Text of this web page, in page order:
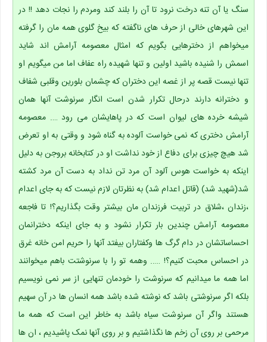
سنگ یا آن تنه درخت نرود تا آن را بلند کند ومردم را نجات دهد !! در
این شهرهای خالی از حرف های ناگفته که بیخ گلوی همه مان را گرفته
میخواهم از دخترهایی بگویم که امثال معصومه آرامش اند شاید
اسمش را شنیده باشید اولین و تنها شهیده راه عفاف اما من میگویم او
تنها نیست قصه پر از غصه این دختران که چشمان بلورین وقلبی شفاف
و دخترانه دارند درحال تکرار شدن است انگار سرنوشت آنها همان
شیشه خرده های لیوان است که در پاهایشان می رود …. معصومه
آرامش دختری که نمی خواست آلوده به گناه شود و وقتی به او تعرض
شد هیچ چیزی برای دفاع از خود نداشت او در کتابخانه بروجن به دلیل
اینکه به خواست هوس آلود آن مرد تن نداد به دست آن مرد کشته
شد(شهید شد) (قاتل اعدام شد) به نظرتان لازم نیست که به جای اعدام
،زندان ،شلاق در تربیت فرزندان مان بیشتر وقت بگذاریم؟! تا فاجعه
معصومه آرامش چندین بار تکرار نشود و به جای اینکه دخترانمان
احساساتشان در دام گرگ ها وکفتاران بیفتد آنها را حریم امن خانه غرق
در احساس محبت کنیم؟! ….. وهمه تو را با سرنوشتت باهم میخوانند
اما همه ما میدانیم که سرنوشت را خودمان تنهایی از سر نمی نویسیم
بلکه اگر سرنوشتی باشد که نوشته شده باشد همه انسان ها در آن سهیم
هستند واگر آن سرنوشت سیاه باشد به خاطر این است که همه ما
مرحمی بر روی آن زخم ها نگذاشتیم و بر روی آنها نمک پاشیدیم ، ان ها